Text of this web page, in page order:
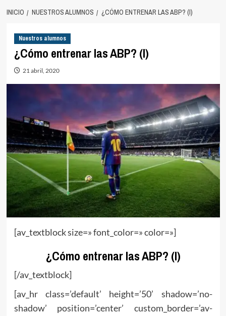
INICIO NUESTROS ALUMNOS ¿CÓMO ENTRENAR LAS ABP? (I)
Nuestros alumnos
¿Cómo entrenar las ABP? (I)
21 abril, 2020
[av_textblock size=» font_color=» color=»]
¿Cómo entrenar las ABP? (I)
[/av_textblock]
[av_hr class=’default’ height=’50’ shadow=’no-
shadow’ position=’center’ custom_border=’av-